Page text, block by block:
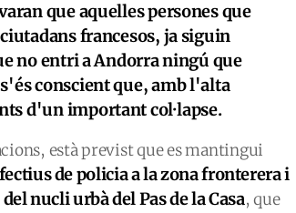
que aquelles persones que
francesos, ja siguin
no entri a Andorra ningú que
conscient que, amb l'alta
d'un important col·lapse.
està previst que es mantingui
de policia a la zona fronterera i
nucli urbà del Pas de la Casa, que